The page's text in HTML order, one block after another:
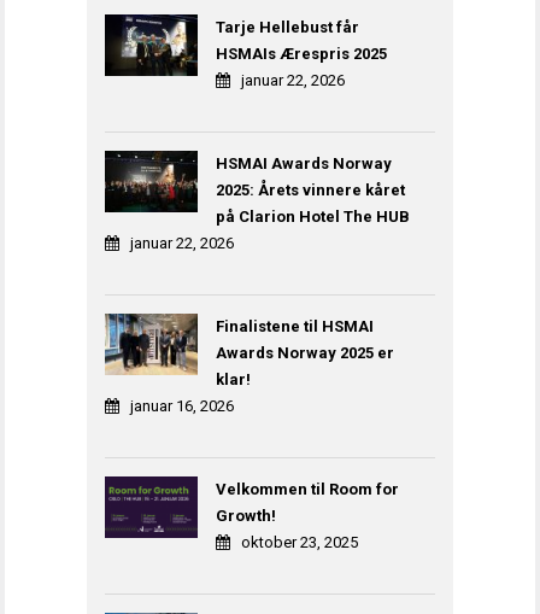
Tarje Hellebust får
HSMAIs Ærespris 2025
januar 22, 2026
HSMAI Awards Norway
2025: Årets vinnere kåret
på Clarion Hotel The HUB
januar 22, 2026
Finalistene til HSMAI
Awards Norway 2025 er
klar!
januar 16, 2026
Velkommen til Room for
Growth!
oktober 23, 2025